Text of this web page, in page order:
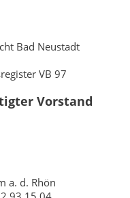
Bad Neustadt
VB 97
Vorstand
a. d. Rhön